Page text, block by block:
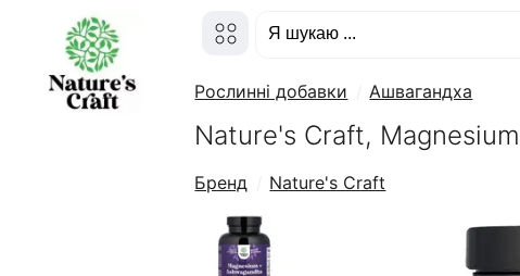
Рослинні добавки Ашвагандха
Nature's Craft,
Бренд Nature's Craft